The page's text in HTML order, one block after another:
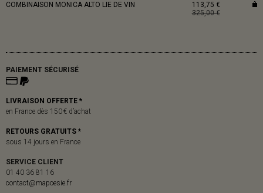
COMBINAISON MONICA ALTO LIE DE VIN
113,75 €
325,00 €
PAIEMENT SÉCURISÉ
LIVRAISON OFFERTE *
en France dès 150 € d’achat
RETOURS GRATUITS *
sous 14 jours en France
SERVICE CLIENT
01 40 36 81 16
contact@mapoesie.fr